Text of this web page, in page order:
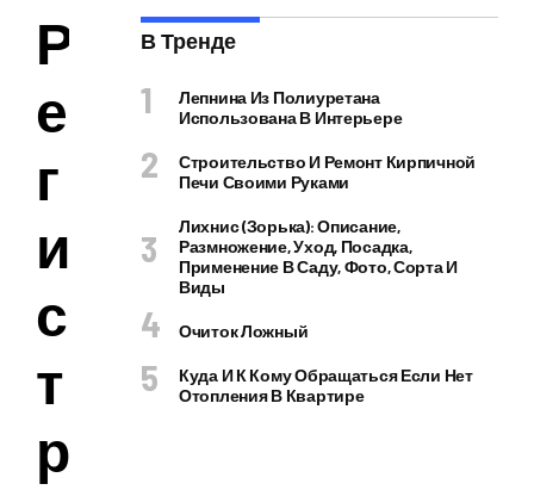
Р
е
г
и
с
т
р
В Тренде
Лепнина Из Полиуретана
Использована В Интерьере
Строительство И Ремонт Кирпичной
Печи Своими Руками
Лихнис (Зорька): Описание,
Размножение, Уход, Посадка,
Применение В Саду, Фото, Сорта И
Виды
Очиток Ложный
Куда И К Кому Обращаться Если Нет
Отопления В Квартире